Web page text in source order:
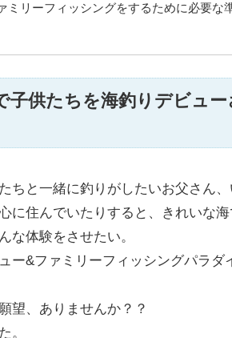
ミリーフィッシングをするために必要
子供たちを海釣りデビュ
ちと一緒に釣りがしたいお父さん、
に住んでいたりすると、きれいな
な体験をさせたい。
ー&ファミリーフィッシングパラダ
望、ありませんか？？
。